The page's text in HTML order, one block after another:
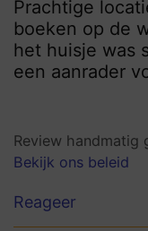
Prachtige
boeken op de
het huisje was
een aanrader
Review handmatig
Bekijk ons beleid
Reageer